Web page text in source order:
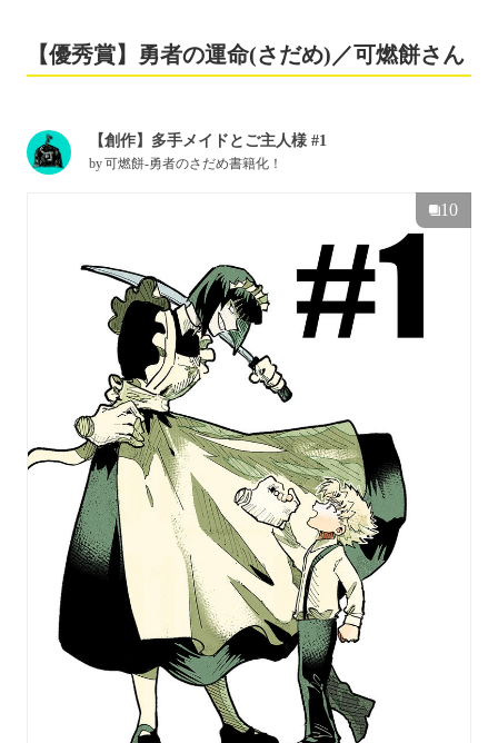
【優秀賞】勇者の運命(さだめ)／可燃餅さん
【創作】多手メイドとご主人様 #1
by可燃餅-勇者のさだめ書籍化！
10